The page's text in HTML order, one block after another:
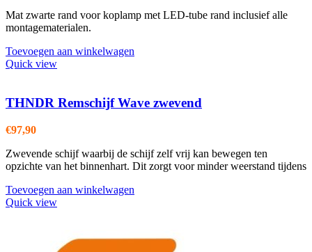
Mat zwarte rand voor koplamp met LED-tube rand inclusief alle
montagematerialen.
Toevoegen aan winkelwagen
Quick view
THNDR Remschijf Wave zwevend
€97,90
Zwevende schijf waarbij de schijf zelf vrij kan bewegen ten
opzichte van het binnenhart. Dit zorgt voor minder weerstand tijdens
Toevoegen aan winkelwagen
Quick view